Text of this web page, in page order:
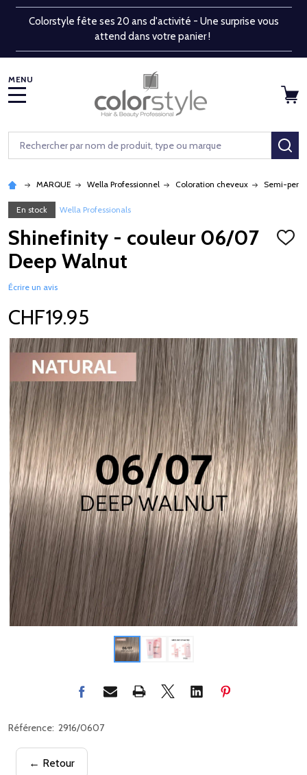
Colorstyle fête ses 20 ans d'activité - Une surprise vous
attend dans votre panier !
Rechercher
MARQUE Wella Professionnel Coloration cheveux Semi-
En stock Wella Professionals
Shinefinity - couleur 06/07
Deep Walnut
Écrire un avis
CHF19.95
Référence: 2916/0607
← Retour